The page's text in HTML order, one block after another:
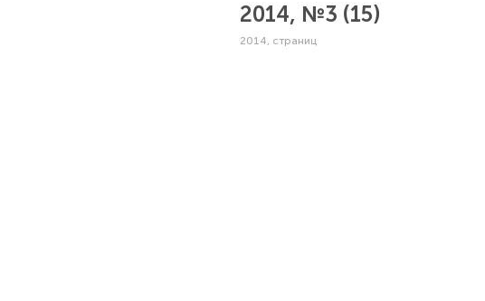
2014, №3 (15)
2014, страниц